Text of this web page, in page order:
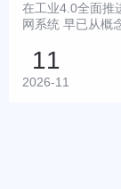
在工业4.0全面推
网系统 早已从概
11
2026-11